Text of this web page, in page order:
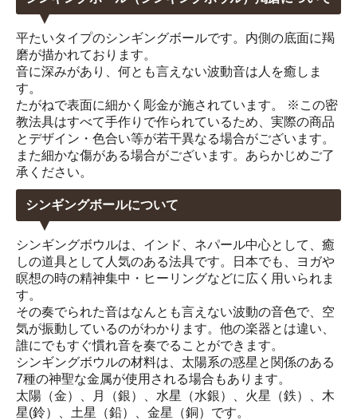
平たいタイプのシンギングボールです。内側の底面に羯
磨が描かれております。
音に深みがあり、何とも言えない波動音は人を癒しま
す。
たがねで表面に細かく彫金が施されています。 ※この密
教法具はすべて手作りで作られているため、実際の商品
とデザイン・色合い等が若干異なる場合がございます。
また細かな傷がある場合がございます。あらかじめご了
承ください。
シンギングボールについて
シンギングボウルは、インド、ネパール中心として、癒
しの道具として人気のある法具です。日本でも、ヨガや
瞑想の時の精神集中・ヒーリングなどに広く用いられま
す。
その奏でられた音はなんとも言えない波動の音色で、空
気が振動しているのがわかります。他の楽器とは違い、
誰にでもすぐ慣れ音を奏でることができます。
シンギングボウルの材料は、太陽系の惑星と関係のある
7種の神聖な金属が使用される場合もあります。
太陽（金）、月（銀）、水星（水銀）、火星（鉄）、木
星(鈴）、土星（鉛）、金星（銅）です。